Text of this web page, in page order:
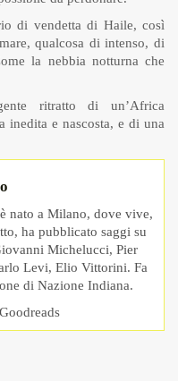
di vendetta di Haile, così
qualcosa di intenso, di
la nebbia notturna che
ritratto di un’Africa
inedita e nascosta, e di una
nato a Milano, dove vive,
ha pubblicato saggi su
Michelucci, Pier
Levi, Elio Vittorini. Fa
di Nazione Indiana.
Goodreads